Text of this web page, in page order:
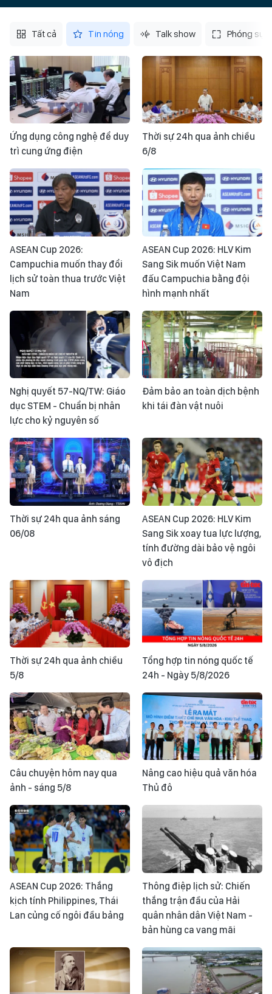
Tất cả Tin nóng Talk show Phóng sự
Ứng dụng công nghệ để duy
trì cung ứng điện
Thời sự 24h qua ảnh chiều
6/8
ASEAN Cup 2026:
Campuchia muốn thay đổi
lịch sử toàn thua trước Việt
Nam
ASEAN Cup 2026: HLV Kim
Sang Sik muốn Việt Nam
đấu Campuchia bằng đội
hình mạnh nhất
Nghị quyết 57-NQ/TW: Giáo
dục STEM - Chuẩn bị nhân
lực cho kỷ nguyên số
Đảm bảo an toàn dịch bệnh
khi tái đàn vật nuôi
Thời sự 24h qua ảnh sáng
06/08
ASEAN Cup 2026: HLV Kim
Sang Sik xoay tua lực lượng,
tính đường dài bảo vệ ngôi
vô địch
Thời sự 24h qua ảnh chiều
5/8
Tổng hợp tin nóng quốc tế
24h - Ngày 5/8/2026
Câu chuyện hôm nay qua
ảnh - sáng 5/8
Nâng cao hiệu quả văn hóa
Thủ đô
ASEAN Cup 2026: Thắng
kịch tính Philippines, Thái
Lan củng cố ngôi đầu bảng
Thông điệp lịch sử: Chiến
thắng trận đầu của Hải
quân nhân dân Việt Nam -
bản hùng ca vang mãi